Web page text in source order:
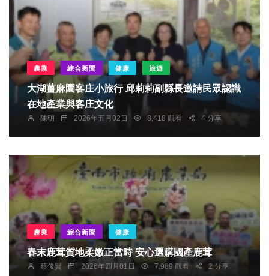
農業 綜合新聞 健康 旅遊
大湖薑麻園客庄小旅行 邱莉莉副縣長邀請民眾認識
在地產業與客庄文化
陳明 2026年五月02日 8,418 觀看 4 分享
農業 綜合新聞 健康
春末鹿茸質地柔嫩正當時 安心選購國產鹿茸
蔡俊賢 2026年四月01日 7,989 觀看 2 分享